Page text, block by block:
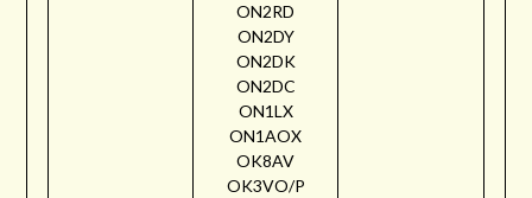
ON2RD
ON2DY
ON2DK
ON2DC
ON1LX
ON1AOX
OK8AV
OK3VO/P